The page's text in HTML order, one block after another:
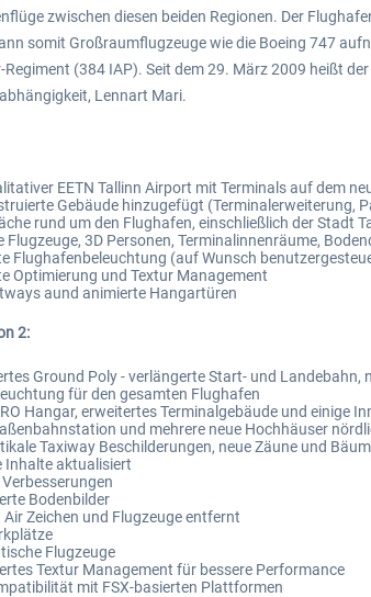
zwischen diesen beiden Regionen. Der
somit Großraumflugzeuge wie die Boeing 747
(384 IAP). Seit dem 29. März 2009 heißt
Lennart Mari.
EETN Tallinn Airport mit Terminals auf dem
Gebäude hinzugefügt (Terminalerweiterung,
rund um den Flughafen, einschließlich der Stadt
Flugzeuge, 3D Personen, Terminalinnenräume,
Flughafenbeleuchtung (auf Wunsch
Optimierung und Textur Management
aund animierte Hangartüren
2:
Ground Poly - verlängerte Start- und Landebahn,
für den gesamten Flughafen
Hangar, erweitertes Terminalgebäude und einige
und mehrere neue Hochhäuser
Taxiway Beschilderungen, neue Zäune und
Inhalte aktualisiert
Bodenbilder
Air Zeichen und Flugzeuge entfernt
Flugzeuge
Textur Management für bessere Performance
mit FSX-basierten Plattformen